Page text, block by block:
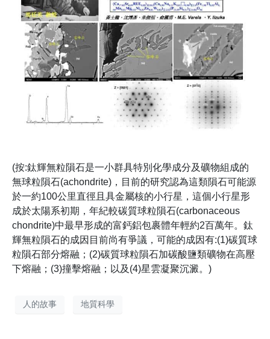
(按:鈦輝無粒隕石是一小群具特別化學成分及礦物組成的
無球粒隕石(achondrite)，目前的研究認為這類隕石可能源
於一約100公里直徑且具金屬核的小行星，這個小行星形
成於太陽系初期，年紀較碳質球粒隕石(carbonaceous
chondrite)中最早形成的富鈣鋁包裹體年輕約2百萬年。鈦
輝無粒隕石的成因目前尚有爭議，可能的成因有:(1)碳質球
粒隕石部分熔融；(2)碳質球粒隕石加碳酸鹽類礦物在高壓
下熔融；(3)撞擊熔融；以及(4)星雲凝聚沉澱。)
人的故事 地質科學